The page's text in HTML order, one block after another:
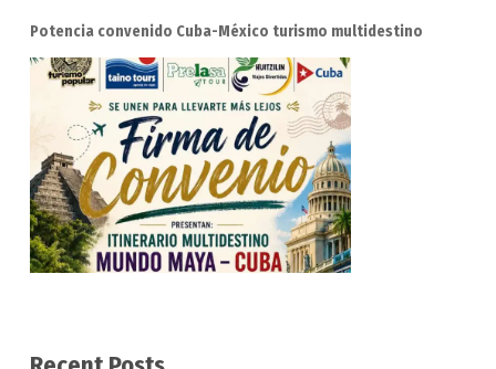
Potencia convenido Cuba-México turismo multidestino